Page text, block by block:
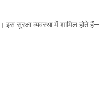
इस सुरक्षा व्यवस्था में शामिल होते हैं—